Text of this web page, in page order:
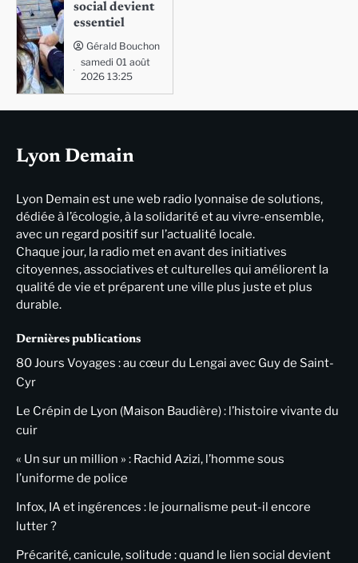
social devient
essentiel
Gérald Bouchon
samedi 01 août
2026 13:25
Lyon Demain
Lyon Demain est une web radio lyonnaise de solutions,
dédiée à l’écologie, à la solidarité et au vivre-ensemble,
avec un regard positif sur l’actualité locale.
Chaque jour, la radio met en avant des initiatives
citoyennes, associatives et culturelles qui améliorent la
qualité de vie et préparent une ville plus juste et plus
durable.
Dernières publications
80 Jours Voyages : au cœur du Lengai avec Guy de Saint-
Cyr
Le Crépin de Lyon (Maison Baudière) : l’histoire vivante du
cuir
« Un sur un million » : Rachid Azizi, l’homme sous
l’uniforme de police
Infox, IA et ingérences : le journalisme peut-il encore
lutter ?
Précarité, canicule, solitude : quand le lien social devient